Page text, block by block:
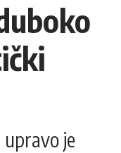
upravo je